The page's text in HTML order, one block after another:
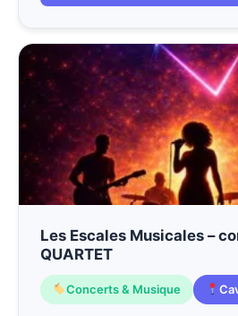
Les Escales Musicales –
QUARTET
Concerts & Musique